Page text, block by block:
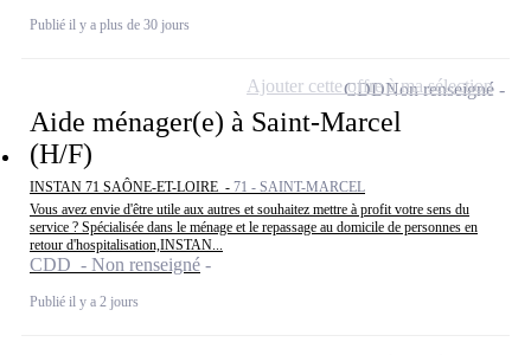
Publié il y a plus de 30 jours
Aide ménager(e) à Saint-Marcel
(H/F)
INSTAN 71 SAÔNE-ET-LOIRE - 71 - SAINT-MARCEL
Vous avez envie d'être utile aux autres et souhaitez mettre à profit votre sens du
service ? Spécialisée dans le ménage et le repassage au domicile de personnes en
retour d'hospitalisation,INSTAN...
CDD - Non renseigné
Publié il y a 2 jours
CDDNon renseigné
Ajouter cette offre à ma sélection